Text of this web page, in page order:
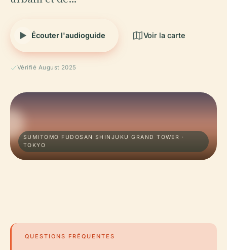
Écouter l'audioguide Voir la carte
Vérifié August 2025
SUMITOMO FUDOSAN SHINJUKU GRAND TOWER ·
TOKYO
QUESTIONS FRÉQUENTES